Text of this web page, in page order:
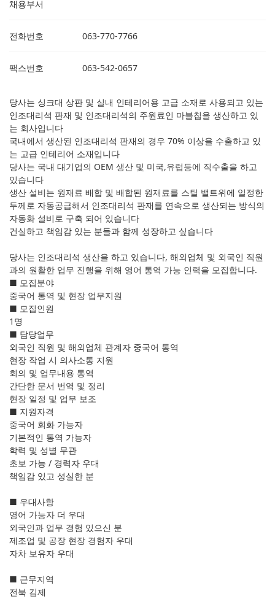
채용부서
전화번호 063-770-7766
팩스번호 063-542-0657
당사는 싱크대 상판 및 실내 인테리어용 고급 소재로 사용되고 있는
인조대리석 판재 및 인조대리석의 주원료인 마블칩을 생산하고 있
는 회사입니다
국내에서 생산된 인조대리석 판재의 경우 70% 이상을 수출하고 있
는 고급 인테리어 소재입니다
당사는 국내 대기업의 OEM 생산 및 미국,유럽등에 직수출을 하고
있습니다
생산 설비는 원재료 배합 및 배합된 원재료를 스틸 밸트위에 일정한
두께로 자동공급해서 인조대리석 판재를 연속으로 생산되는 방식의
자동화 설비로 구축 되어 있습니다
건실하고 책임감 있는 분들과 함께 성장하고 싶습니다
당사는 인조대리석 생산을 하고 있습니다, 해외업체 및 외국인 직원
과의 원활한 업무 진행을 위해 영어 통역 가능 인력을 모집합니다.
■ 모집분야
중국어 통역 및 현장 업무지원
■ 모집인원
1명
■ 담당업무
외국인 직원 및 해외업체 관계자 중국어 통역
현장 작업 시 의사소통 지원
회의 및 업무내용 통역
간단한 문서 번역 및 정리
현장 일정 및 업무 보조
■ 지원자격
중국어 회화 가능자
기본적인 통역 가능자
학력 및 성별 무관
초보 가능 / 경력자 우대
책임감 있고 성실한 분
■ 우대사항
영어 가능자 더 우대
외국인과 업무 경험 있으신 분
제조업 및 공장 현장 경험자 우대
자차 보유자 우대
■ 근무지역
전북 김제